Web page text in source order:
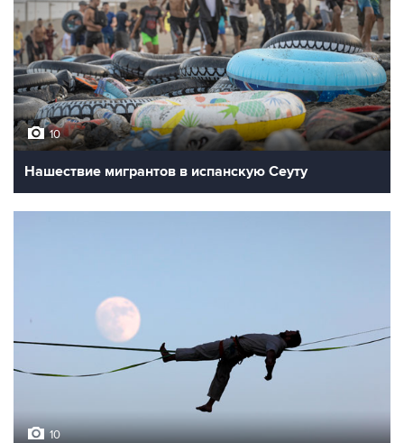
10
Нашествие мигрантов в испанскую Сеуту
10